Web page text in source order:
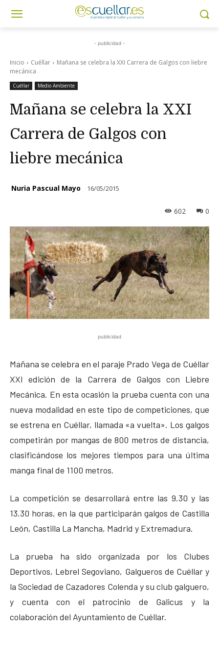
- publicidad -
Inicio Cuéllar
Mañana se celebra la XXI Carrera de Galgos con liebre
mecánica
Cuéllar Medio Ambiente
Mañana se celebra la XXI
Carrera de Galgos con
liebre mecánica
Nuria Pascual Mayo 16/05/2015
0
602
publicidad
Mañana se celebra en el paraje Prado Vega de Cuéllar
XXI edición de la Carrera de Galgos con Liebre
Mecánica. En esta ocasión la prueba cuenta con una
nueva modalidad en este tipo de competiciones, que
se estrena en Cuéllar, llamada «a vuelta». Los galgos
competirán por mangas de 800 metros de distancia,
clasificándose los mejores tiempos para una última
manga final de 1100 metros.
La competición se desarrollará entre las 9.30 y las
13.30 horas, en la que participarán galgos de Castilla
León, Castilla La Mancha, Madrid y Extremadura.
La prueba ha sido organizada por los Clubes
Deportivos, Lebrel Segoviano, Galgueros de Cuéllar y
la Sociedad de Cazadores Colenda y su club galguero,
y cuenta con el patrocinio de Galicus y la
colaboración del Ayuntamiento de Cuéllar.